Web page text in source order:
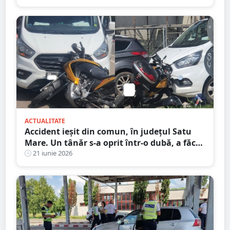
ACTUALITATE
Accident ieșit din comun, în județul Satu
Mare. Un tânăr s-a oprit într-o dubă, a făcut
praf Codul Rutier
21 iunie 2026